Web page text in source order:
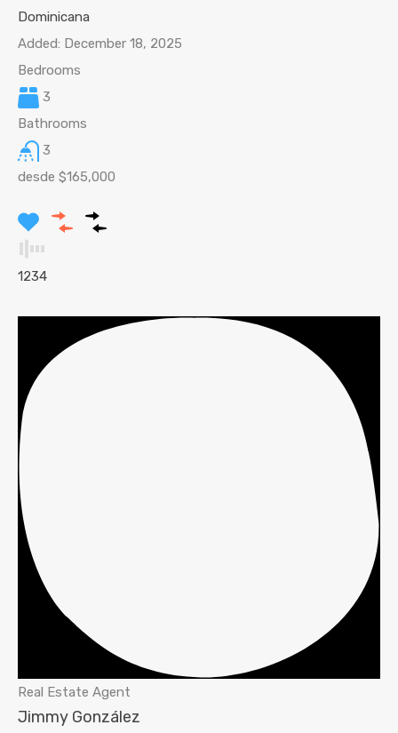
Dominicana
Added: December 18, 2025
Bedrooms
3
Bathrooms
3
desde $165,000
1234
Real Estate Agent
Jimmy González